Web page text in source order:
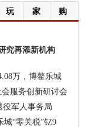
玩 家 购
究再添新机构
万，博鳌乐城
服务创新研讨会
役军人事务局
城“零关税”钇9